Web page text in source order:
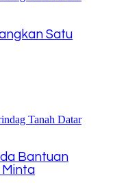
Satu
Bantuan
Minta